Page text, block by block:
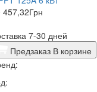
457,32Грн
7-30 дней
Предзаказ В корзине